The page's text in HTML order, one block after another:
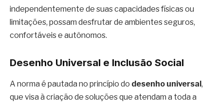
independentemente de suas capacidades físicas ou
limitações, possam desfrutar de ambientes seguros,
confortáveis e autônomos.
Desenho Universal e Inclusão Social
A norma é pautada no princípio do desenho universal ,
que visa à criação de soluções que atendam a toda a